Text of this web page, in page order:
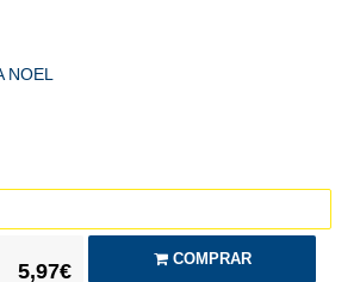
NOEL
5,97€
COMPRAR